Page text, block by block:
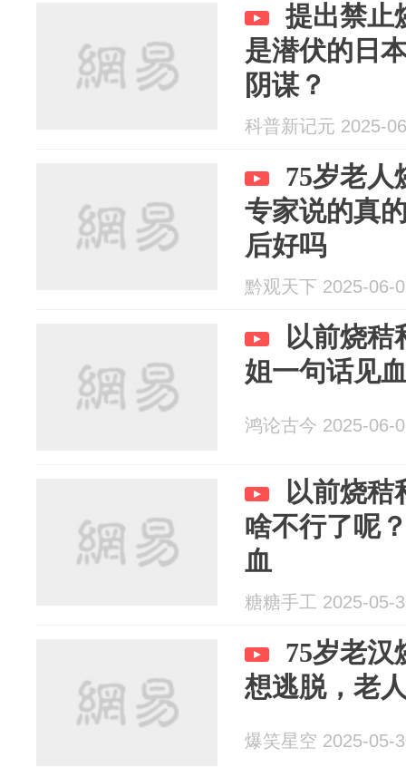
提出禁止
是潜伏的日
阴谋？
科普新记元 2025-
75岁老人
专家说的真
后好吗
黔观天下 2025-06-
以前烧秸
姐一句话见
鸿论古今 2025-06-
以前烧秸
啥不行了呢
血
糖糖手工 2025-05-
75岁老汉
想逃脱，老
爆笑星空 2025-05-